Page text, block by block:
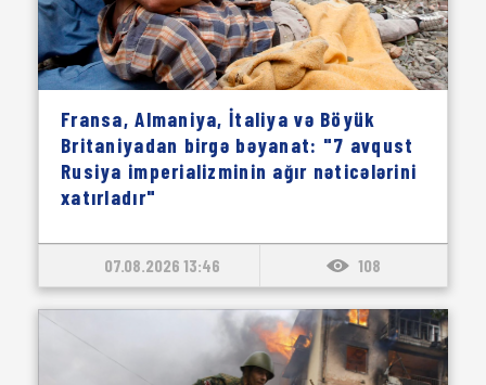
Fransa, Almaniya, İtaliya və Böyük
Britaniyadan birgə bəyanat: "7 avqust
Rusiya imperializminin ağır nəticələrini
xatırladır"
07.08.2026 13:46 108